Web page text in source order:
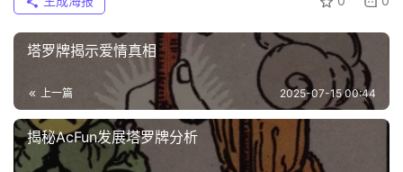
塔罗牌揭示爱情真相
上一篇 2025-07-15 00:44
揭秘AcFun发展塔罗牌分析